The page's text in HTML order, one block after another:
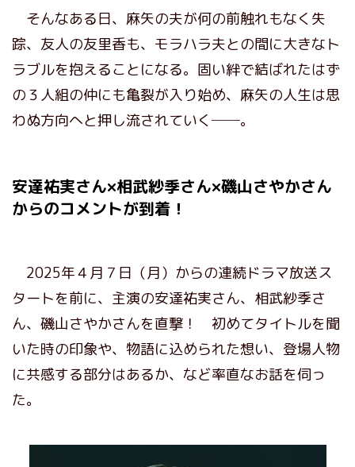
そんなある日、麻矢の夫が何の前触れもなく失
踪、友人の友里香も、モラハラ夫との間に大きなト
ラブルを抱えることになる。固い絆で結ばれたはず
の３人組の仲にも亀裂が入り始め、麻矢の人生は思
わぬ方向へと押し流されていく──。
安達祐実さん×相武紗季さん×磯山さやかさん
からのコメントが到着！
2025年４月７日（月）からの連続ドラマ放送ス
タートを前に、主演の安達祐実さん、相武紗季さ
ん、磯山さやかさんを直撃！ 初めてタイトルを聞
いた時の印象や、物語に込められた想い、登場人物
に共感する部分はあるか、など率直なお話を伺っ
た。